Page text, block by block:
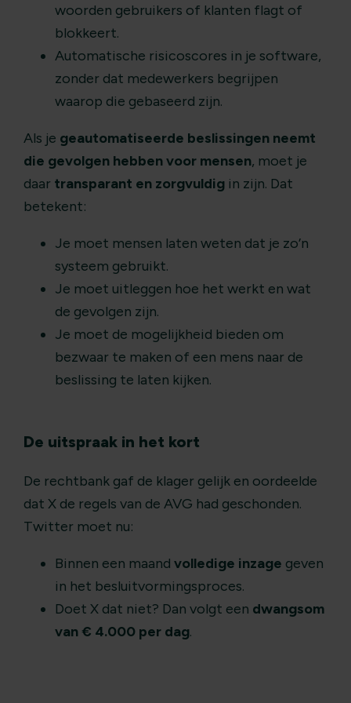
woorden gebruikers of klanten flagt of
blokkeert.
Automatische risicoscores in je software,
zonder dat medewerkers begrijpen
waarop die gebaseerd zijn.
Als je geautomatiseerde beslissingen neemt
die gevolgen hebben voor mensen, moet je
daar transparant en zorgvuldig in zijn. Dat
betekent:
Je moet mensen laten weten dat je zo’n
systeem gebruikt.
Je moet uitleggen hoe het werkt en wat
de gevolgen zijn.
Je moet de mogelijkheid bieden om
bezwaar te maken of een mens naar de
beslissing te laten kijken.
De uitspraak in het kort
De rechtbank gaf de klager gelijk en oordeelde
dat X de regels van de AVG had geschonden.
Twitter moet nu:
Binnen een maand volledige inzage geven
in het besluitvormingsproces.
Doet X dat niet? Dan volgt een dwangsom
van € 4.000 per dag.